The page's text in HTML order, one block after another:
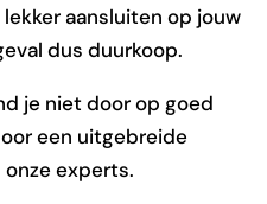
aansluiten op jouw
dus duurkoop.
je niet door op goed
een uitgebreide
experts.